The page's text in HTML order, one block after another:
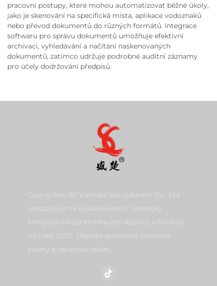
pracovní postupy, které mohou automatizovat běžné úkoly,
jako je skenování na specifická místa, aplikace vodoznaků
nebo převod dokumentů do různých formátů. Integrace
softwaru pro správu dokumentů umožňuje efektivní
archivaci, vyhledávání a načítání naskenovaných
dokumentů, zatímco udržuje podrobné auditní záznamy
pro účely dodržování předpisů.
Guangzhou SC Kancelářské vybavení Co., Ltd
specializuje na vysokokvalitní, Japonsky
kompatibilní spotřebiny pro kopiéry a tiskárny
od roku 2009. Objevte spolehlivé tonerové
kazety a obrazové řešení.